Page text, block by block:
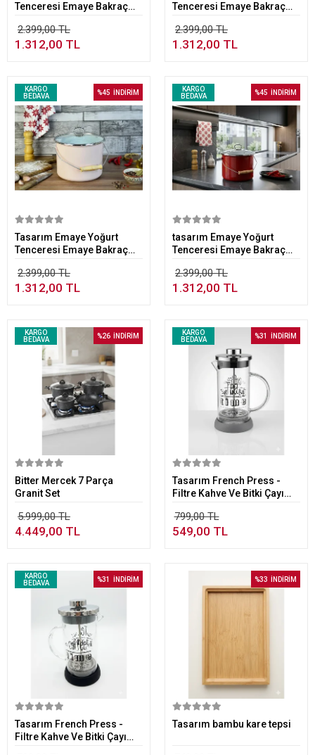
Tenceresi Emaye Bakraç
2.399,00 TL
1.312,00 TL
Tenceresi Emaye Bakraç
2.399,00 TL
1.312,00 TL
KARGO
BEDAVA
%45 İNDİRİM
Sepete Ekle
Tasarım Emaye Yoğurt
Tenceresi Emaye Bakraç
2.399,00 TL
1.312,00 TL
KARGO
BEDAVA
%45 İNDİRİM
Sepete Ekle
tasarım Emaye Yoğurt
Tenceresi Emaye Bakraç
2.399,00 TL
1.312,00 TL
KARGO
BEDAVA
%26 İNDİRİM
Sepete Ekle
Bitter Mercek 7 Parça
Granit Set
5.999,00 TL
4.449,00 TL
KARGO
BEDAVA
%31 İNDİRİM
Sepete Ekle
Tasarım French Press -
Filtre Kahve Ve Bitki Çayı
799,00 TL
549,00 TL
KARGO
BEDAVA
%31 İNDİRİM
Sepete Ekle
Tasarım French Press -
Filtre Kahve Ve Bitki Çayı
%33 İNDİRİM
Sepete Ekle
Tasarım bambu kare tepsi